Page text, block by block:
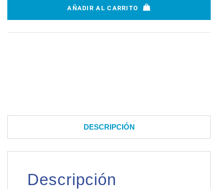
AÑADIR AL CARRITO
DESCRIPCIÓN
Descripción